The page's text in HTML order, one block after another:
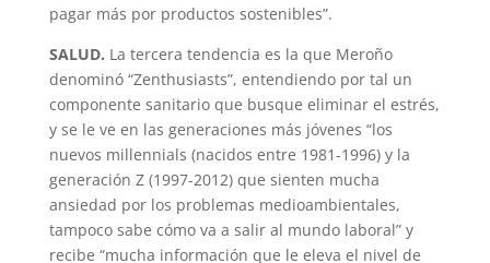
pagar más por productos sostenibles”.
SALUD. La tercera tendencia es la que Meroño
denominó “Zenthusiasts”, entendiendo por tal un
componente sanitario que busque eliminar el estrés,
y se le ve en las generaciones más jóvenes “los
nuevos millennials (nacidos entre 1981-1996) y la
generación Z (1997-2012) que sienten mucha
ansiedad por los problemas medioambientales,
tampoco sabe cómo va a salir al mundo laboral” y
recibe “mucha información que le eleva el nivel de